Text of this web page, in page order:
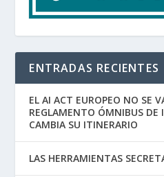
ENTRADAS RECIENTES
EL AI ACT EUROPEO NO SE
REGLAMENTO ÓMNIBUS DE
CAMBIA SU ITINERARIO
LAS HERRAMIENTAS